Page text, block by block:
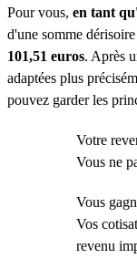
Pour vous, en tant
d'une somme dérisoire
101,51 euros. Après
adaptées plus
pouvez garder les
Votre
Vous ne
Vous
Vos
revenu